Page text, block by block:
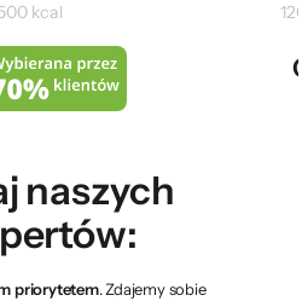
kcal
naszych
priorytetem. Zdajemy sobie